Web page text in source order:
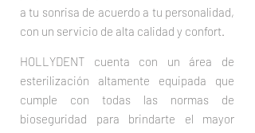
a tu sonrisa de acuerdo a tu personalidad,
con un servicio de alta calidad y confort.
HOLLYDENT cuenta con un área de
esterilización altamente equipada que
cumple con todas las normas de
bioseguridad para brindarte el mayor